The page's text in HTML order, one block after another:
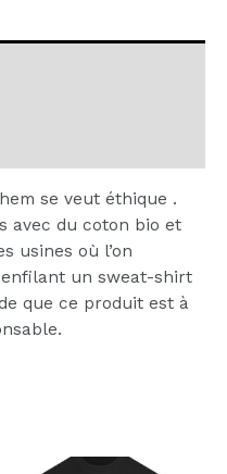
se veut éthique .
avec du coton bio et
usines où l’on
un sweat-shirt
que ce produit est à